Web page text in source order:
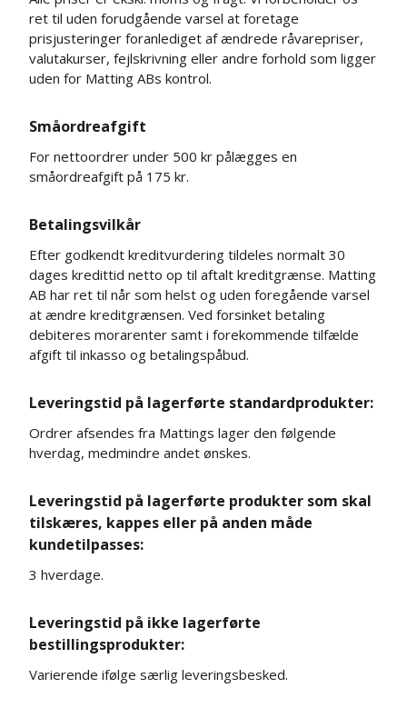
ret til uden forudgående varsel at foretage
prisjusteringer foranlediget af ændrede råvarepriser,
valutakurser, fejlskrivning eller andre forhold som ligger
uden for Matting ABs kontrol.
Småordreafgift
For nettoordrer under 500 kr pålægges en
småordreafgift på 175 kr.
Betalingsvilkår
Efter godkendt kreditvurdering tildeles normalt 30
dages kredittid netto op til aftalt kreditgrænse. Matting
AB har ret til når som helst og uden foregående varsel
at ændre kreditgrænsen. Ved forsinket betaling
debiteres morarenter samt i forekommende tilfælde
afgift til inkasso og betalingspåbud.
Leveringstid på lagerførte standardprodukter:
Ordrer afsendes fra Mattings lager den følgende
hverdag, medmindre andet ønskes.
Leveringstid på lagerførte produkter som skal
tilskæres, kappes eller på anden måde
kundetilpasses:
3 hverdage.
Leveringstid på ikke lagerførte
bestillingsprodukter:
Varierende ifølge særlig leveringsbesked.